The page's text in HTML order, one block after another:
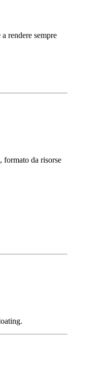
rendere sempre
formato da risorse